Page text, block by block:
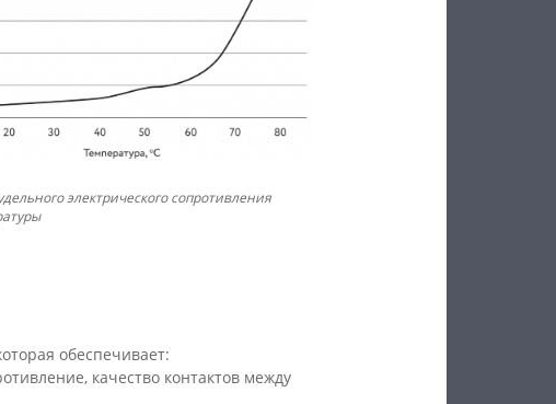
электрического сопротивления
обеспечивает:
качество контактов между